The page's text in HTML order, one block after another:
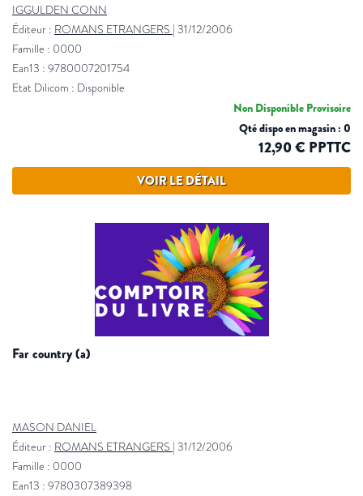
IGGULDEN CONN
Éditeur : ROMANS ETRANGERS | 31/12/2006
Famille : 0000
Ean13 : 9780007201754
Etat Dilicom : Disponible
Non Disponible Provisoire
Qté dispo en magasin : 0
12,90 € PPTTC
VOIR LE DÉTAIL
far country (a)
MASON DANIEL
Éditeur : ROMANS ETRANGERS | 31/12/2006
Famille : 0000
Ean13 : 9780307389398